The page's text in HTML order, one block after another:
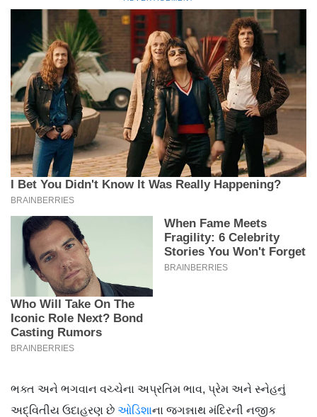
ભક્ત અને ભગવાન વચ્ચેના અપ્રતિમ ભાવ, પ્રેમ અને સ્નેહનું
અદ્વિતીય ઉદાહરણ છે ઓડિશાના જગન્નાથ મંદિરની નજીક